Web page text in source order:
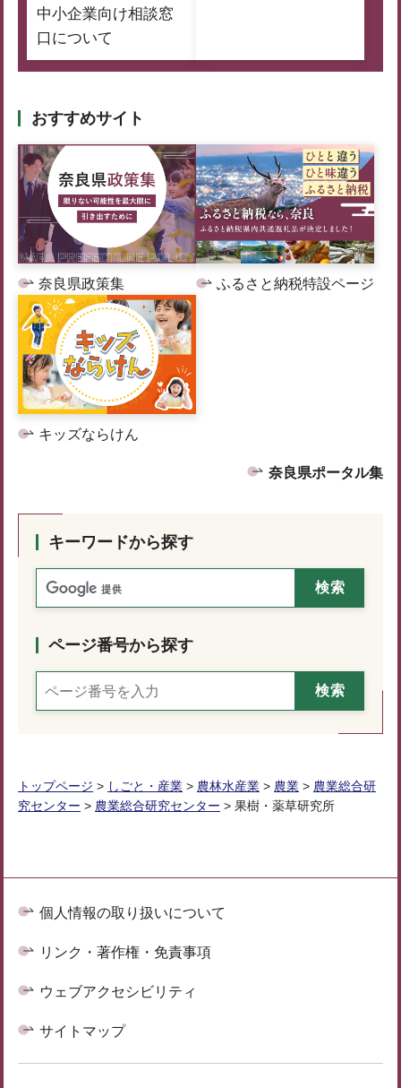
中小企業向け相談窓
口について
おすすめサイト
奈良県政策集 ふるさと納税特設ページ
キッズならけん
奈良県ポータル集
キーワードから探す
ページ番号から探す
トップページ > しごと・産業 > 農林水産業 > 農業 > 農業総合研
究センター > 農業総合研究センター > 果樹・薬草研究所
個人情報の取り扱いについて
リンク・著作権・免責事項
ウェブアクセシビリティ
サイトマップ